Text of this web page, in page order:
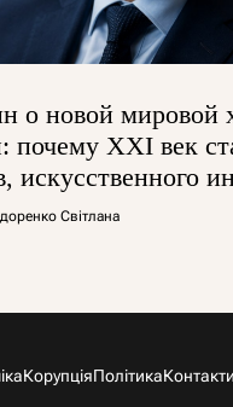
о новой мировой
почему XXI век
искусственного
борьбы за
Світлана
КорупціяПолітикаКонтакти